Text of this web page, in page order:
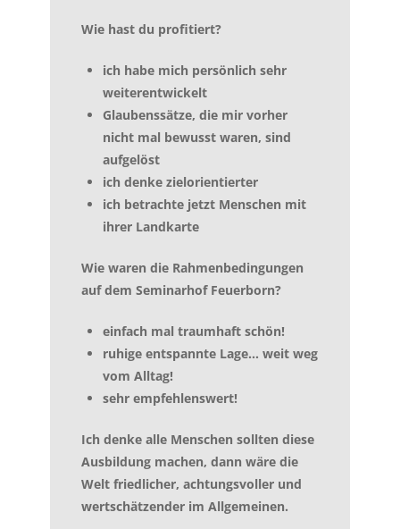
Wie hast du profitiert?
ich habe mich persönlich sehr
weiterentwickelt
Glaubenssätze, die mir vorher
nicht mal bewusst waren, sind
aufgelöst
ich denke zielorientierter
ich betrachte jetzt Menschen mit
ihrer Landkarte
Wie waren die Rahmenbedingungen
auf dem Seminarhof Feuerborn?
einfach mal traumhaft schön!
ruhige entspannte Lage… weit weg
vom Alltag!
sehr empfehlenswert!
Ich denke alle Menschen sollten diese
Ausbildung machen, dann wäre die
Welt friedlicher, achtungsvoller und
wertschätzender im Allgemeinen.